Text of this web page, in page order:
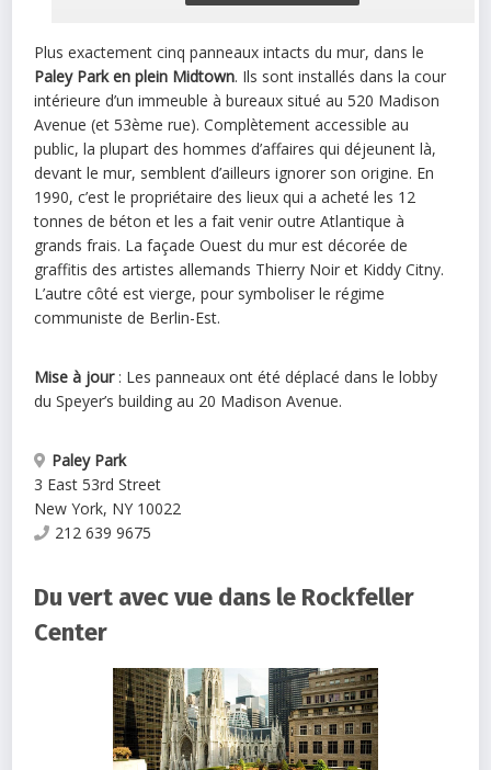
Plus exactement cinq panneaux intacts du mur, dans le
Paley Park en plein Midtown. Ils sont installés dans la cour
intérieure d’un immeuble à bureaux situé au 520 Madison
Avenue (et 53ème rue). Complètement accessible au
public, la plupart des hommes d’affaires qui déjeunent là,
devant le mur, semblent d’ailleurs ignorer son origine. En
1990, c’est le propriétaire des lieux qui a acheté les 12
tonnes de béton et les a fait venir outre Atlantique à
grands frais. La façade Ouest du mur est décorée de
graffitis des artistes allemands Thierry Noir et Kiddy Citny.
L’autre côté est vierge, pour symboliser le régime
communiste de Berlin-Est.
Mise à jour: Les panneaux ont été déplacé dans le lobby
du Speyer’s building au 20 Madison Avenue.
Paley Park
3 East 53rd Street
New York, NY 10022
212 639 9675
Du vert avec vue dans le Rockfeller
Center